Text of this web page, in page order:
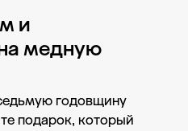
и
медную
годовщину
подарок, который